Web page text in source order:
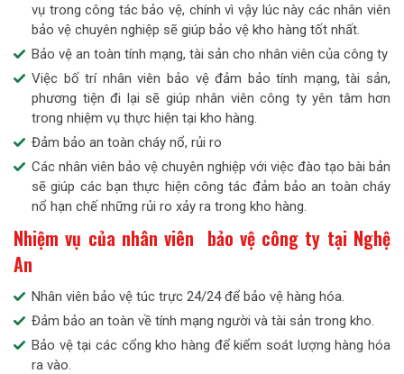
vụ trong công tác bảo vệ, chính vì vậy lúc này các nhân viên
bảo vệ chuyên nghiệp sẽ giúp bảo vệ kho hàng tốt nhất.
Bảo vệ an toàn tính mạng, tài sản cho nhân viên của công ty
Việc bố trí nhân viên bảo vệ đảm bảo tính mạng, tài sản,
phương tiện đi lại sẽ giúp nhân viên công ty yên tâm hơn
trong nhiệm vụ thực hiện tại kho hàng.
Đảm bảo an toàn cháy nổ, rủi ro
Các nhân viên bảo vệ chuyên nghiệp với việc đào tạo bài bản
sẽ giúp các bạn thực hiện công tác đảm bảo an toàn cháy
nổ hạn chế những rủi ro xảy ra trong kho hàng.
Nhiệm vụ của nhân viên bảo vệ công ty tại Nghệ
An
Nhân viên bảo vệ túc trực 24/24 để bảo vệ hàng hóa.
Đảm bảo an toàn về tính mạng người và tài sản trong kho.
Bảo vệ tại các cổng kho hàng để kiểm soát lượng hàng hóa
ra vào.